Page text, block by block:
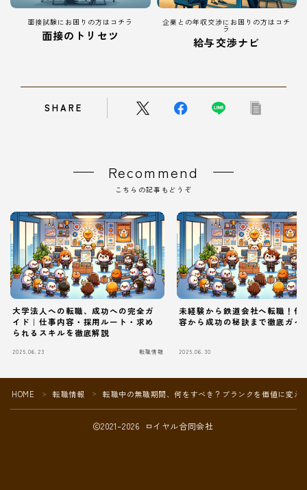
Follow Me
面接試験にお困りの方はコチラ
面接のトリセツ
企業との年収交渉にお困りの方はコチ
ラ
給与交渉ナビ
SHARE
Recommend
こちらの記事もどうぞ
大学法人への転職、成功への完全ガ
イド｜仕事内容・採用ルート・求め
られるスキルを徹底解説
2025.06.23 転職情報
未経験から鉄道会社へ転職！仕
容から成功の秘訣まで徹底ガイ
2025.06.30
HOME ＞ 転職情報 ＞ 転職中の無職期間、何をすべき？ブランクを価値に変え
2021–2026 ロイヤル合同会社